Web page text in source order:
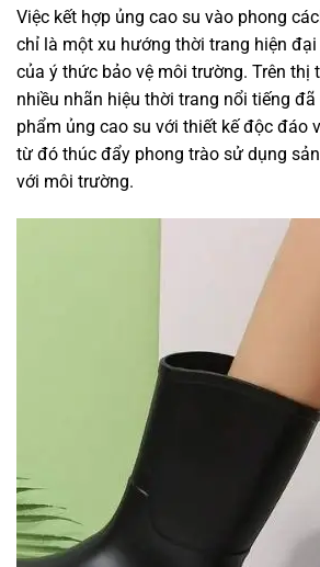
Việc kết hợp ủng cao su vào phong
chỉ là một xu hướng thời trang hiện
của ý thức bảo vệ môi trường. Trên thị
nhiều nhãn hiệu thời trang nổi tiếng
phẩm ủng cao su với thiết kế độc đáo
từ đó thúc đẩy phong trào sử dụng
với môi trường.